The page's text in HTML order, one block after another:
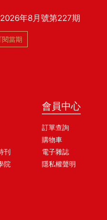
年8月號第227期
閱當期
刊
院
會員中心
訂單查詢
購物車
電子雜誌
隱私權聲明